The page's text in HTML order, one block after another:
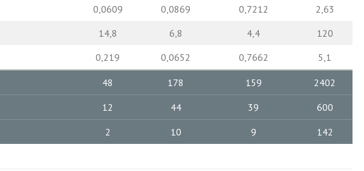
0,0609 0,0869 0,7212
2,63
14,8 6,8 4,4
120
0,219 0,0652 0,7662 5,1
48 178 159 2402
12 44 39 600
2 10 9 142